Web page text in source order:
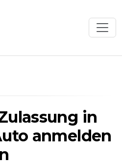
in
anmelden